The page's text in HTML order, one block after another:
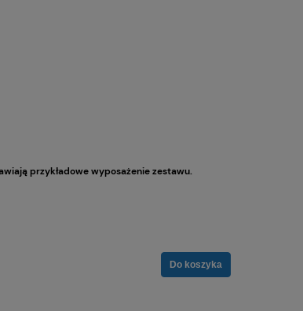
przykładowe wyposażenie zestawu.
Do koszyka